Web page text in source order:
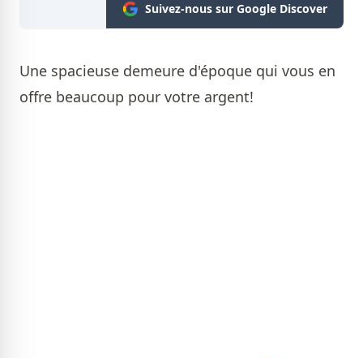
Suivez-nous sur Google Discover
Une spacieuse demeure d'époque qui vous en
offre beaucoup pour votre argent!